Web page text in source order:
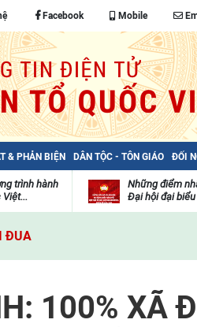
Facebook Mobile
& PHẢN BIỆN DÂN TỘC - TÔN GIÁO ĐỐI
trình hành
Việt...
Những điểm
Đại hội đại
ĐUA
100% XÃ